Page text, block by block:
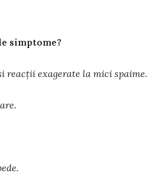
simptome?
reacții exagerate la mici spaime.